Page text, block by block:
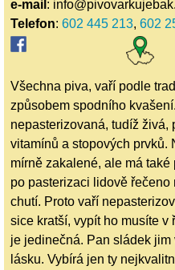
e-mail :
Telefon: 602 445 213, 602
Všechna piva, vaří podle
způsobem spodního
nepasterizovaná, tudíž živá,
vitamínů a stopových prvků.
mírně zakalené, ale má
po pasterizaci lidově
chutí. Proto vaří
sice kratší, vypít ho musíte
je jedinečná. Pan sládek
lásku. Vybírá jen ty